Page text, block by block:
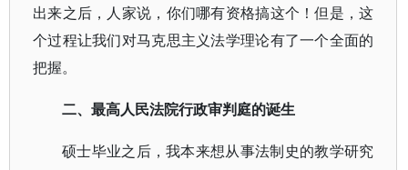
出来之后，人家说，你们哪有资格搞这个！但是，这
个过程让我们对马克思主义法学理论有了一个全面的
把握。
二、最高人民法院行政审判庭的诞生
硕士毕业之后，我本来想从事法制史的教学研究